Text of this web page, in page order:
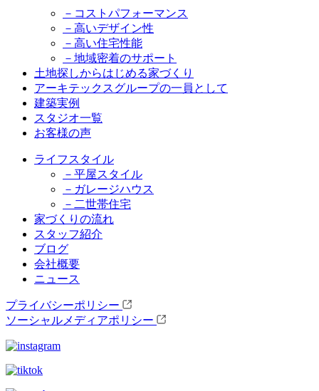
－コストパフォーマンス
－高いデザイン性
－高い住宅性能
－地域密着のサポート
土地探しからはじめる家づくり
アーキテックスグループの一員として
建築実例
スタジオ一覧
お客様の声
ライフスタイル
－平屋スタイル
－ガレージハウス
－二世帯住宅
家づくりの流れ
スタッフ紹介
ブログ
会社概要
ニュース
プライバシーポリシー
ソーシャルメディアポリシー